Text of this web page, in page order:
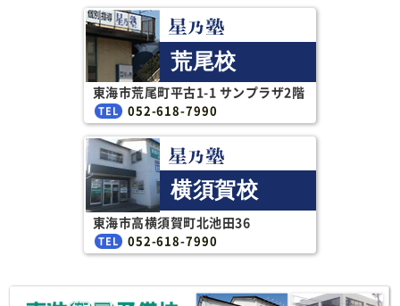
荒尾校
東海市荒尾町平古1-1 サンプラザ2階
052-618-7990
横須賀校
東海市高横須賀町北池田36
052-618-7990